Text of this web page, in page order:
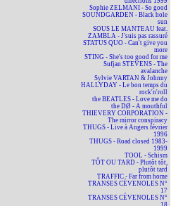
Sophie ZELMANI - So good
SOUNDGARDEN - Black hole
sun
SOUS LE MANTEAU feat.
ZAMBLA - J'suis pas rassuré
STATUS QUO - Can't give you
more
STING - She's too good for me
Sufjan STEVENS - The
avalanche
Sylvie VARTAN & Johnny
HALLYDAY - Le bon temps du
rock'n'roll
the BEATLES - Love me do
the DØ - A mouthful
THIEVERY CORPORATION -
The mirror conspiracy
THUGS - Live à Angers février
1996
THUGS - Road closed 1983-
1999
TOOL - Schism
TÔT OU TARD - Plutôt tôt,
plutôt tard
TRAFFIC - Far from home
TRANSES CÉVENOLES N°
17
TRANSES CÉVENOLES N°
18